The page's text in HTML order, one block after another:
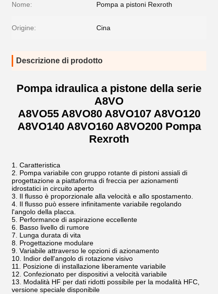
Nome: Pompa a pistoni Rexroth
Origine: Cina
Descrizione di prodotto
Pompa idraulica a pistone della serie
A8VO
A8VO55 A8VO80 A8VO107 A8VO120
A8VO140 A8VO160 A8VO200 Pompa
Rexroth
Caratteristica
Pompa variabile con gruppo rotante di pistoni assiali di
progettazione a piattaforma di freccia per azionamenti
idrostatici in circuito aperto
Il flusso è proporzionale alla velocità e allo spostamento.
Il flusso può essere infinitamente variabile regolando
l'angolo della placca.
Performance di aspirazione eccellente
Basso livello di rumore
Lunga durata di vita
Progettazione modulare
Variabile attraverso le opzioni di azionamento
Indior dell'angolo di rotazione visivo
Posizione di installazione liberamente variabile
Confezionato per dispositivi a velocità variabile
Modalità HF per dati ridotti possibile per la modalità HFC,
versione speciale disponibile